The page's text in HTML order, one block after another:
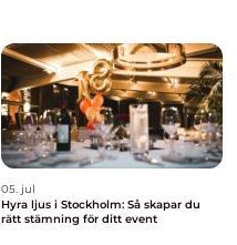
05. jul
Hyra ljus i Stockholm: Så skapar du
rätt stämning för ditt event